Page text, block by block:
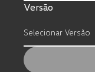
Versão
Selecionar Versão